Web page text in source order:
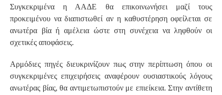
Συγκεκριμένα η ΑΑΔΕ θα επικοινωνήσει μαζί τους
προκειμένου να διαπιστωθεί αν η καθυστέρηση οφείλεται σε
ανωτέρα βία ή αμέλεια ώστε στη συνέχεια να ληφθούν οι
σχετικές αποφάσεις.
Αρμόδιες πηγές διευκρινίζουν πως στην περίπτωση όπου οι
συγκεκριμένες επιχειρήσεις αναφέρουν ουσιαστικούς λόγους
ανωτέρας βίας, θα αντιμετωπιστούν με επιείκεια. Στην αντίθετη